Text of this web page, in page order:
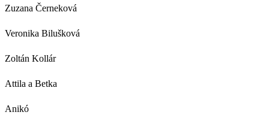
Zuzana Černeková
Veronika Bilušková
Zoltán Kollár
Attila a Betka
Anikó